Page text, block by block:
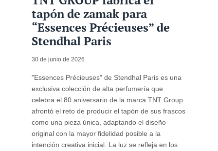
tapón de zamak para
“Essences Précieuses” de
Stendhal Paris
30 de junio de 2026
"Essences Précieuses" de Stendhal Paris es una
exclusiva colección de alta perfumería que
celebra el 80 aniversario de la marca.TNT Group
afrontó el reto de producir el tapón de sus frascos
como una pieza única, adaptando el diseño
original con la mayor fidelidad posible a la
intención creativa inicial. La luz se refleja en los